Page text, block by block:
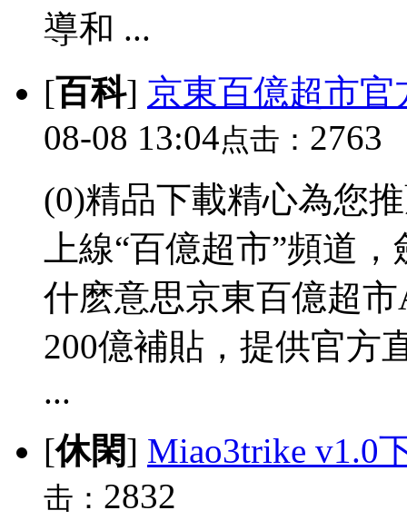
導和 ...
[百科] 京東百億超市官
08-08 13:04点击： 2763
(0)精品下載精心為您
上線“百億超市”頻道
什麽意思京東百億超
200億補貼，提供官方
...
[休閑] Miao3trike v1.0
击： 2832